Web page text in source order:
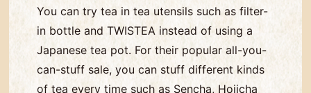
You can try tea in tea utensils such as filter-
in bottle and TWISTEA instead of using a
Japanese tea pot. For their popular all-you-
can-stuff sale, you can stuff different kinds
of tea every time such as Sencha, Hojicha